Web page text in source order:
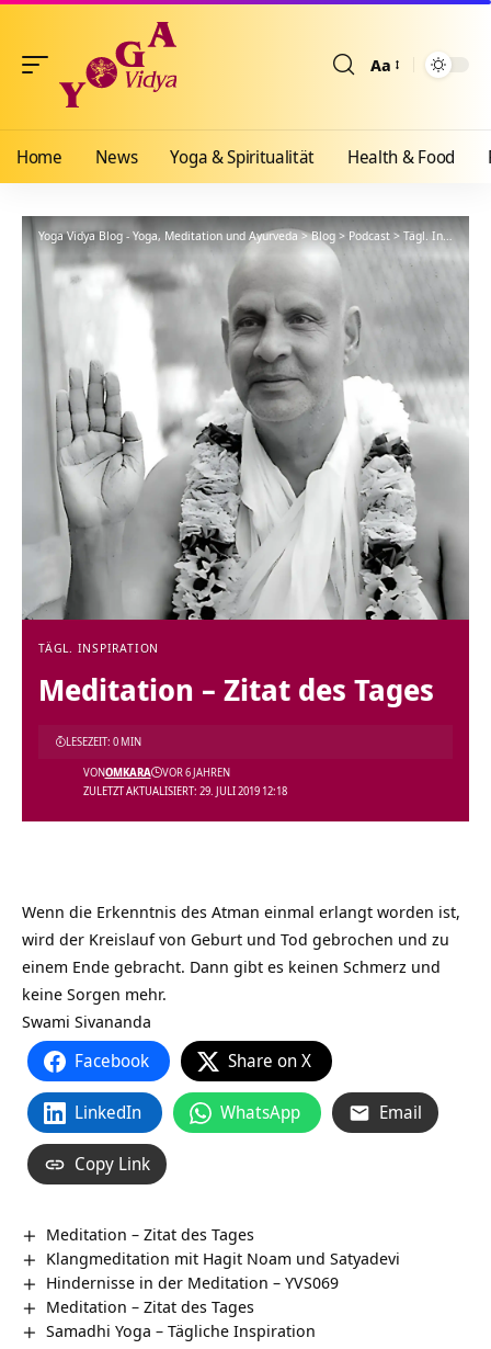
Aa
Home News Yoga & Spiritualität Health & Food
Yoga Vidya Blog - Yoga, Meditation und Ayurveda>Blog > Podcast> Tägl. Inspiration
TÄGL. INSPIRATION
Meditation – Zitat des Tages
ZULETZT AKTUALISIERT: 29. JULI 2019 12:18
VONOMKARA VOR 6 JAHREN
LESEZEIT: 0 MIN
Wenn die Erkenntnis des Atman einmal erlangt worden ist,
wird der Kreislauf von Geburt und Tod gebrochen und zu
einem Ende gebracht. Dann gibt es keinen Schmerz und
keine Sorgen mehr.
Swami Sivananda
Facebook Share on X
LinkedIn WhatsApp Email
Copy Link
Meditation – Zitat des Tages
Klangmeditation mit Hagit Noam und Satyadevi
Hindernisse in der Meditation – YVS069
Meditation – Zitat des Tages
Samadhi Yoga – Tägliche Inspiration